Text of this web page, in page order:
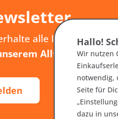
alle Infos zu
Alltag
als
Hallo!
Wir nutzen
notwendig,
Seite für
dazu in